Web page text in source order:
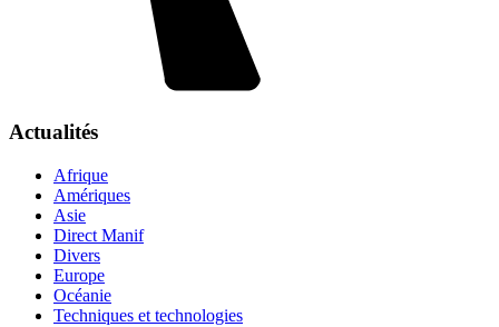
Actualités
Afrique
Amériques
Asie
Direct Manif
Divers
Europe
Océanie
Techniques et technologies